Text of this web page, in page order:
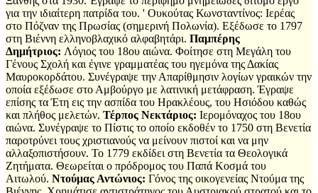
για την ιδιαίτερη πατρίδα του. ' Ουκούτας Κωνσταντίνος: Ιερέας
στο Πόζναν της Πρωσίας (σημερινή Πολωνία). Εξέδωσε το 1797
στη Βιέννη ελληνοβλαχικό αλφαβητάρι. Παμπέρης
Δημήτριος: Λόγιος του 18ου αιώνα. Φοίτησε στη Μεγάλη του
Γένους Σχολή και έγινε γραμματέας του ηγεμόνα της Δακίας
Μαυροκορδάτου. Συνέγραψε την Απαρίθμησιν λογίων γραικών την
οποία εξέδωσε στο Αμβούργο με λατινική μετάφραση. Έγραψε
επίσης τα Έτη εις την ασπίδα του Ηρακλέους, του Ησιόδου καθώς
και πλήθος μελετών. Τέρπος Νεκτάριος: Ιερομόναχος του 18ου
αιώνα. Συνέγραψε το Πίστις το οποίο εκδοθέν το 1750 στη Βενετία
παροτρύνει τους χριστιανούς να μείνουν πιστοί και να μην
αλλαξοπιστήσουν. Το 1779 εκδίδει στη Βενετία τα Θεολογικά
Ζητήματα. Θεωρείται ο πρόδρομος του Παπά Κοσμά του
Αιτωλού. Ντούμας Αντώνιος: Γόνος της οικογενείας Ντούμα της